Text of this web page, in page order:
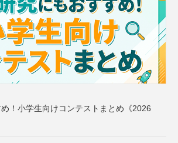
！小学生向けコンテストまとめ《2026